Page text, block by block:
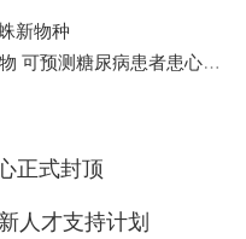
用。气压脉冲法收入
给水管道卫生学的基
的模拟和监控，并在
自然科学基金、“十
新物种
糖尿病患者患心血管疾病风险
正式封顶
人才支持计划